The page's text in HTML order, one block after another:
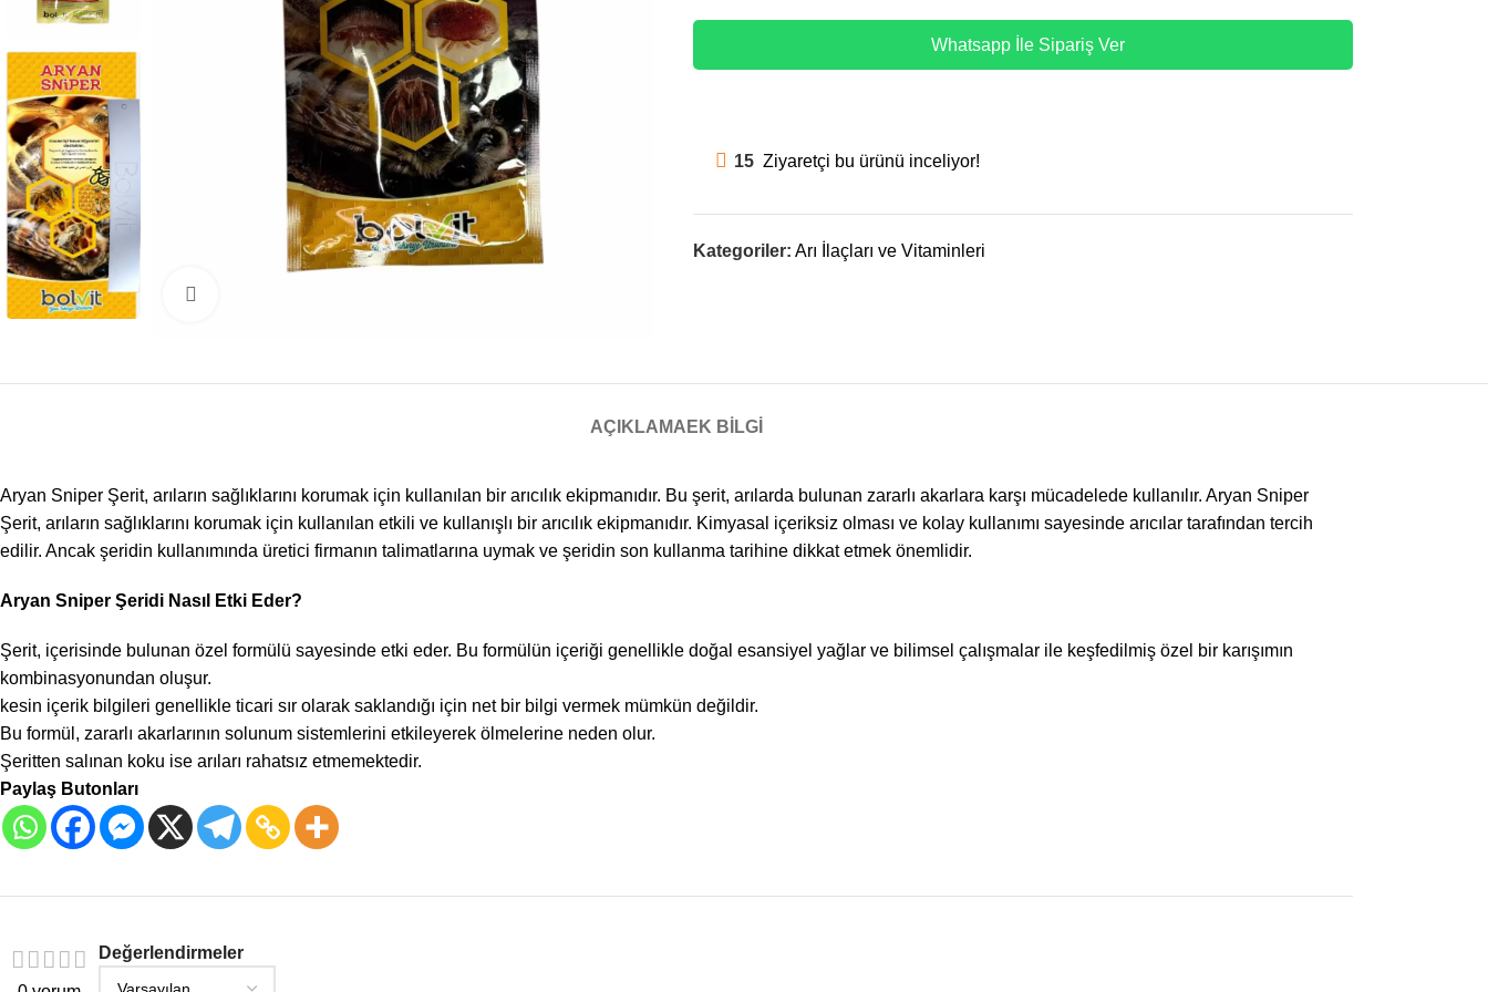
Whatsapp İle Sipariş Ver
15 Ziyaretçi bu ürünü inceliyor!
Kategoriler: Arı İlaçları ve Vitaminleri
AÇIKLAMA EK BILGI
Aryan Sniper Şerit, arıların sağlıklarını korumak için kullanılan bir arıcılık ekipmanıdır. Bu şerit, arılarda bulunan zararlı akarlara karşı mücadelede kullanılır. Aryan Sniper
Şerit, arıların sağlıklarını korumak için kullanılan etkili ve kullanışlı bir arıcılık ekipmanıdır. Kimyasal içeriksiz olması ve kolay kullanımı sayesinde arıcılar tarafından tercih
edilir. Ancak şeridin kullanımında üretici firmanın talimatlarına uymak ve şeridin son kullanma tarihine dikkat etmek önemlidir.
Aryan Sniper Şeridi Nasıl Etki Eder?
Şerit, içerisinde bulunan özel formülü sayesinde etki eder. Bu formülün içeriği genellikle doğal esansiyel yağlar ve bilimsel çalışmalar ile keşfedilmiş özel bir karışımın
kombinasyonundan oluşur.
kesin içerik bilgileri genellikle ticari sır olarak saklandığı için net bir bilgi vermek mümkün değildir.
Bu formül, zararlı akarlarının solunum sistemlerini etkileyerek ölmelerine neden olur.
Şeritten salınan koku ise arıları rahatsız etmemektedir.
Paylaş Butonları
Değerlendirmeler